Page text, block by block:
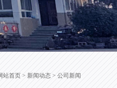
站首页 > 新闻动态 > 公司新闻